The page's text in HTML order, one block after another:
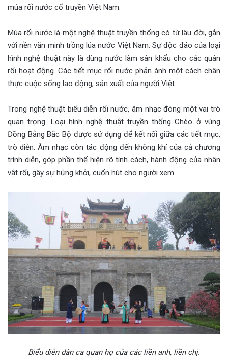
múa rối nước cổ truyền Việt Nam.
Múa rối nước là một nghệ thuật truyền thống có từ lâu đời, gắn
với nền văn minh trồng lúa nước Việt Nam. Sự độc đáo của loại
hình nghệ thuật này là dùng nước làm sân khấu cho các quân
rối hoạt động. Các tiết mục rối nước phản ánh một cách chân
thực cuộc sống lao động, sản xuất của người Việt.
Trong nghệ thuật biểu diễn rối nước, âm nhạc đóng một vai trò
quan trọng. Loại hình nghệ thuật truyền thống Chèo ở vùng
Đồng Bằng Bắc Bộ được sử dụng để kết nối giữa các tiết mục,
trò diễn. Âm nhạc còn tác động đến không khí của cả chương
trình diễn, góp phần thể hiện rõ tính cách, hành động của nhân
vật rối, gây sự hứng khởi, cuốn hút cho người xem.
Biểu diễn dân ca quan họ của các liền anh, liền chị.